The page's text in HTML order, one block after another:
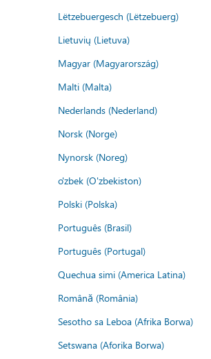
Lëtzebuergesch (Lëtzebuerg)
Lietuvių (Lietuva)
Magyar (Magyarország)
Malti (Malta)
Nederlands (Nederland)
Norsk (Norge)
Nynorsk (Noreg)
o'zbek (O'zbekiston)
Polski (Polska)
Português (Brasil)
Português (Portugal)
Quechua simi (America Latina)
Română (România)
Sesotho sa Leboa (Afrika Borwa)
Setswana (Aforika Borwa)